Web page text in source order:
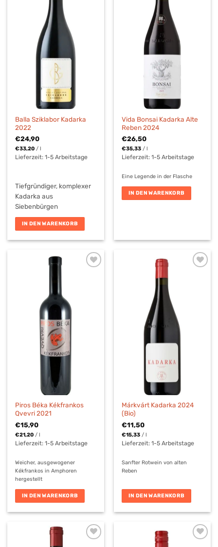
Balla Sziklabor Kadarka
2022
€24,90
€33,20 / l
Lieferzeit:1-5 Arbeitstage
Tiefgründiger, komplexer
Kadarka aus
Siebenbürgen
IN DEN WARENKORB
Vida Bonsai Kadarka Alte
Reben 2024
€26,50
€35,33 / l
Lieferzeit:1-5 Arbeitstage
Eine Legende in der Flasche
IN DEN WARENKORB
Piros Béka Kékfrankos
Qvevri 2021
€15,90
€21,20 /l
Lieferzeit:1-5 Arbeitstage
Weicher, ausgewogener
Kékfrankos in Amphoren
hergestellt
IN DEN WARENKORB
Márkvárt Kadarka 2024
(Bio)
€11,50
€15,33 /l
Lieferzeit:1-5 Arbeitstage
Sanfter Rotwein von alten
Reben
IN DEN WARENKORB